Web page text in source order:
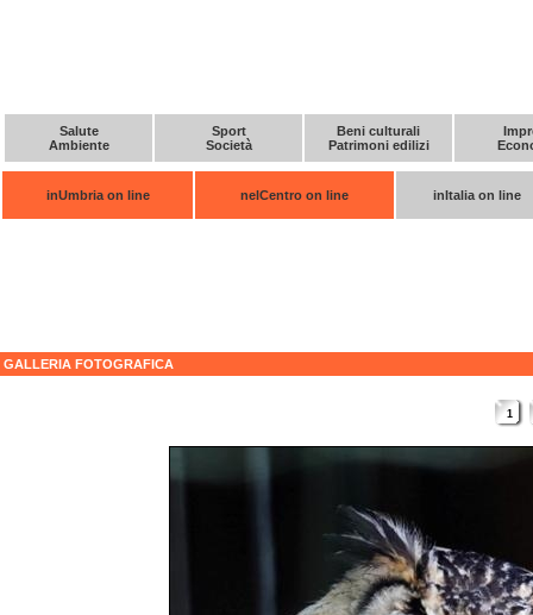
Salute
Ambiente
Sport
Società
Beni culturali
Patrimoni edilizi
inUmbria on line nelCentro on line inItalia on line
GALLERIA FOTOGRAFICA
1